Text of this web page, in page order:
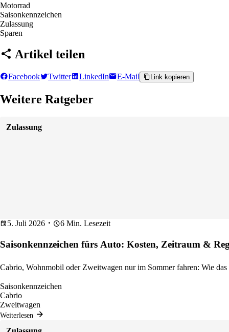
Motorrad
Saisonkennzeichen
Zulassung
Sparen
Artikel teilen
Facebook Twitter LinkedIn E-Mail Link kopieren
Weitere Ratgeber
Zulassung
5. Juli 2026 6 Min. Lesezeit
Saisonkennzeichen fürs Auto: Kosten, Zeitraum &
Cabrio, Wohnmobil oder Zweitwagen nur im Sommer fahren: Wie
Saisonkennzeichen
Cabrio
Zweitwagen
Weiterlesen